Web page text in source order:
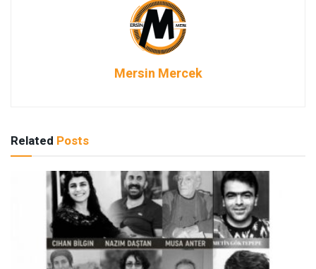
Mersin Mercek
Related Posts